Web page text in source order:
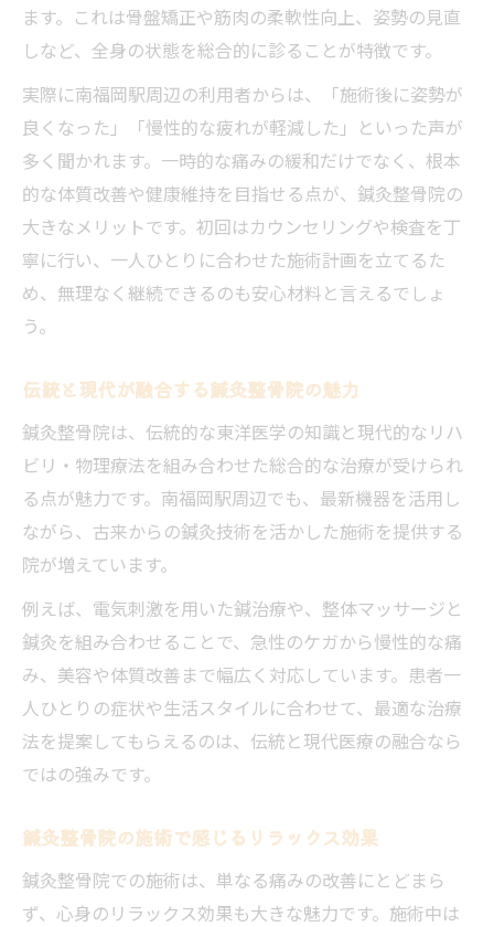
ます。これは骨盤矯正や筋肉の柔軟性向上、姿勢の見直
しなど、全身の状態を総合的に診ることが特徴です。
実際に南福岡駅周辺の利用者からは、「施術後に姿勢が
良くなった」「慢性的な疲れが軽減した」といった声が
多く聞かれます。一時的な痛みの緩和だけでなく、根本
的な体質改善や健康維持を目指せる点が、鍼灸整骨院の
大きなメリットです。初回はカウンセリングや検査を丁
寧に行い、一人ひとりに合わせた施術計画を立てるた
め、無理なく継続できるのも安心材料と言えるでしょ
う。
伝統と現代が融合する鍼灸整骨院の魅力
鍼灸整骨院は、伝統的な東洋医学の知識と現代的なリハ
ビリ・物理療法を組み合わせた総合的な治療が受けられ
る点が魅力です。南福岡駅周辺でも、最新機器を活用し
ながら、古来からの鍼灸技術を活かした施術を提供する
院が増えています。
例えば、電気刺激を用いた鍼治療や、整体マッサージと
鍼灸を組み合わせることで、急性のケガから慢性的な痛
み、美容や体質改善まで幅広く対応しています。患者一
人ひとりの症状や生活スタイルに合わせて、最適な治療
法を提案してもらえるのは、伝統と現代医療の融合なら
ではの強みです。
鍼灸整骨院の施術で感じるリラックス効果
鍼灸整骨院での施術は、単なる痛みの改善にとどまら
ず、心身のリラックス効果も大きな魅力です。施術中は